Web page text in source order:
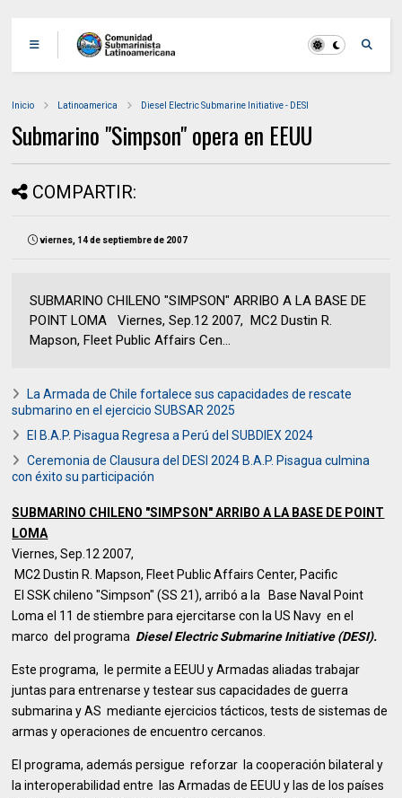
Inicio Latinoamerica Diesel Electric Submarine Initiative - DESI
Submarino "Simpson" opera en EEUU
COMPARTIR:
viernes, 14 de septiembre de 2007
SUBMARINO CHILENO "SIMPSON" ARRIBO A LA BASE DE
POINT LOMA Viernes, Sep.12 2007, MC2 Dustin R.
Mapson, Fleet Public Affairs Cen...
La Armada de Chile fortalece sus capacidades de rescate
submarino en el ejercicio SUBSAR 2025
El B.A.P. Pisagua Regresa a Perú del SUBDIEX 2024
Ceremonia de Clausura del DESI 2024 B.A.P. Pisagua culmina
con éxito su participación
SUBMARINO CHILENO "SIMPSON" ARRIBO A LA BASE DE POINT
LOMA
Viernes, Sep.12 2007,
MC2 Dustin R. Mapson, Fleet Public Affairs Center, Pacific
El SSK chileno "Simpson" (SS 21), arribó a la Base Naval Point
Loma el 11 de stiembre para ejercitarse con la US Navy en el
marco del programa Diesel Electric Submarine Initiative (DESI).
Este programa, le permite a EEUU y Armadas aliadas trabajar
juntas para entrenarse y testear sus capacidades de guerra
submarina y AS mediante ejercicios tácticos, tests de sistemas de
armas y operaciones de encuentro cercanos.
El programa, además persigue reforzar la cooperación bilateral y
la interoperabilidad entre las Armadas de EEUU y las de los países